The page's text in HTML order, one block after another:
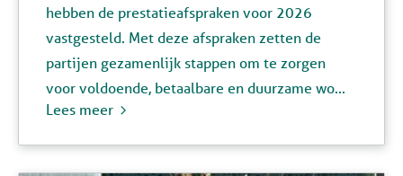
hebben de prestatieafspraken voor 2026
vastgesteld. Met deze afspraken zetten de
partijen gezamenlijk stappen om te zorgen
voor voldoende, betaalbare en duurzame wo...
Lees meer